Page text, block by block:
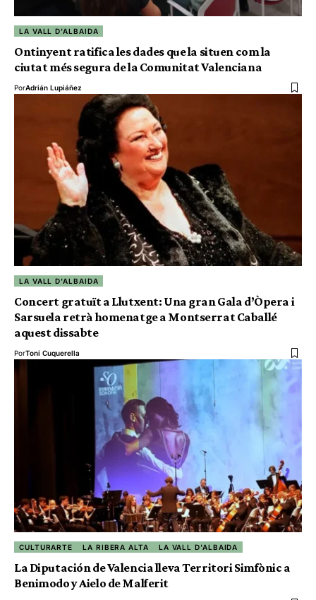
LA VALL D'ALBAIDA
Ontinyent ratifica les dades que la situen com la
ciutat més segura de la Comunitat Valenciana
PorAdrián Lupiáñez
LA VALL D'ALBAIDA
Concert gratuït a Llutxent: Una gran Gala d’Òpera i
Sarsuela retrà homenatge a Montserrat Caballé
aquest dissabte
PorToni Cuquerella
CULTURARTE LA RIBERA ALTA LA VALL D'ALBAIDA
La Diputación de Valencia lleva Territori Simfònic a
Benimodo y Aielo de Malferit